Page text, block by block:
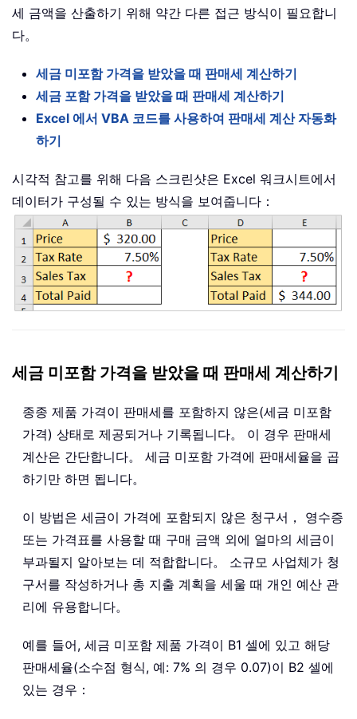
세 금액을 산출하기 위해 약간 다른 접근 방식이 필요합니
다。
세금 미포함 가격을 받았을 때 판매세 계산하기
세금 포함 가격을 받았을 때 판매세 계산하기
Excel 에서 VBA 코드를 사용하여 판매세 계산 자동화
하기
시각적 참고를 위해 다음 스크린샷은 Excel 워크시트에서
데이터가 구성될 수 있는 방식을 보여줍니다：
세금 미포함 가격을 받았을 때 판매세 계산하기
종종 제품 가격이 판매세를 포함하지 않은(세금 미포함
가격) 상태로 제공되거나 기록됩니다。 이 경우 판매세
계산은 간단합니다。 세금 미포함 가격에 판매세율을 곱
하기만 하면 됩니다。
이 방법은 세금이 가격에 포함되지 않은 청구서， 영수증
또는 가격표를 사용할 때 구매 금액 외에 얼마의 세금이
부과될지 알아보는 데 적합합니다。 소규모 사업체가 청
구서를 작성하거나 총 지출 계획을 세울 때 개인 예산 관
리에 유용합니다。
예를 들어, 세금 미포함 제품 가격이 B1 셀에 있고 해당
판매세율(소수점 형식, 예: 7% 의 경우 0.07)이 B2 셀에
있는 경우：